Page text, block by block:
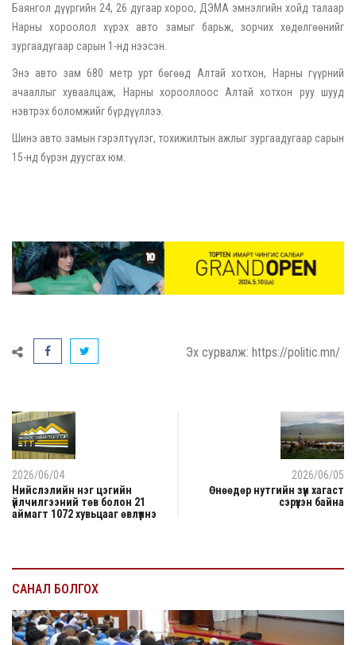
Баянгол дүүргийн 24, 26 дугаар хороо, ДЭМА эмнэлгийн хойд талаар
Нарны хороолол хүрэх авто замыг барьж, зорчих хөдөлгөөнийг
зургаадугаар сарын 1-нд нээсэн.
Энэ авто зам 680 метр урт бөгөөд Алтай хотхон, Нарны гүүрний
ачааллыг хуваалцаж, Нарны хорооллоос Алтай хотхон руу шууд
нэвтрэх боломжийг бүрдүүллээ.
Шинэ авто замын гэрэлтүүлэг, тохижилтын ажлыг зургаадугаар сарын
15-нд бүрэн дуусгах юм.
Эх сурвалж: https://politic.mn/
2026/06/04
Нийслэлийн нэг цэгийн
үйлчилгээний төв болон 21
аймагт 1072 хувьцааг өвлүүлнэ
2026/06/05
Өнөөдөр нутгийн зүүн хагаст
сэрүүхэн байна
САНАЛ БОЛГОХ